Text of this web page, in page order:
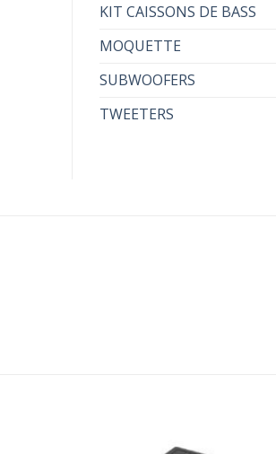
KIT CAISSONS DE BASS
MOQUETTE
SUBWOOFERS
TWEETERS